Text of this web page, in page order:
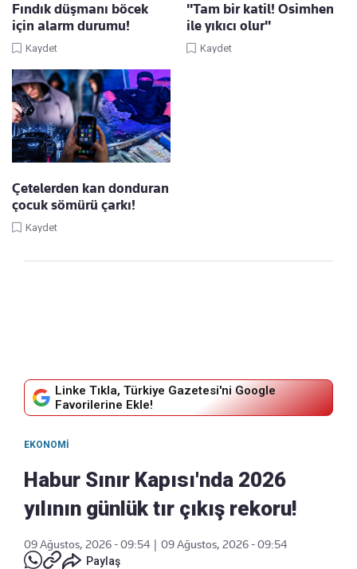
Fındık düşmanı böcek
için alarm durumu!
Kaydet
"Tam bir katil! Osimhen
ile yıkıcı olur"
Kaydet
Çetelerden kan donduran
çocuk sömürü çarkı!
Kaydet
Linke Tıkla, Türkiye Gazetesi'ni Google
Favorilerine Ekle!
EKONOMI
Habur Sınır Kapısı'nda 2026
yılının günlük tır çıkış rekoru!
09 Ağustos, 2026 - 09:54
09 Ağustos, 2026 - 09:54
Paylaş